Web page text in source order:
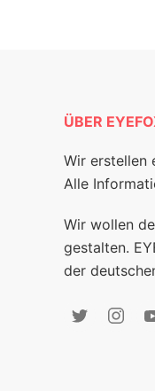
ÜBER
Wir erstellen
Alle
Wir wollen
gestalten.
der